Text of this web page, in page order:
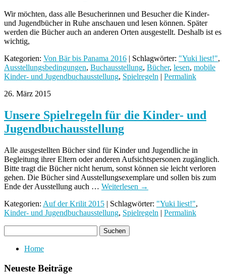
Wir möchten, dass alle Besucherinnen und Besucher die Kinder-
und Jugendbücher in Ruhe anschauen und lesen können. Später
werden die Bücher auch an anderen Orten ausgestellt. Deshalb ist es
wichtig,
Kategorien: Von Bär bis Panama 2016 | Schlagwörter: "Yuki liest!",
Ausstellungsbedingungen, Buchausstellung, Bücher, lesen, mobile
Kinder- und Jugendbuchausstellung, Spielregeln
Permalink
26. März 2015
Unsere Spielregeln für die Kinder- und
Jugendbuchausstellung
Alle ausgestellten Bücher sind für Kinder und Jugendliche in
Begleitung ihrer Eltern oder anderen Aufsichtspersonen zugänglich.
Bitte tragt die Bücher nicht herum, sonst können sie leicht verloren
gehen. Die Bücher sind Ausstellungsexemplare und sollen bis zum
Ende der Ausstellung auch … Weiterlesen →
Kategorien: Auf der Krilit 2015 | Schlagwörter: "Yuki liest!",
Kinder- und Jugendbuchausstellung, Spielregeln | Permalink
Home
Neueste Beiträge